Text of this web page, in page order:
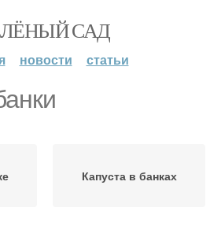
САД
новости статьи
Капуста в банках